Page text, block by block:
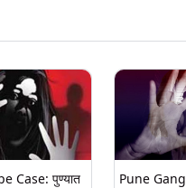
Case: पुण्यात
Pune